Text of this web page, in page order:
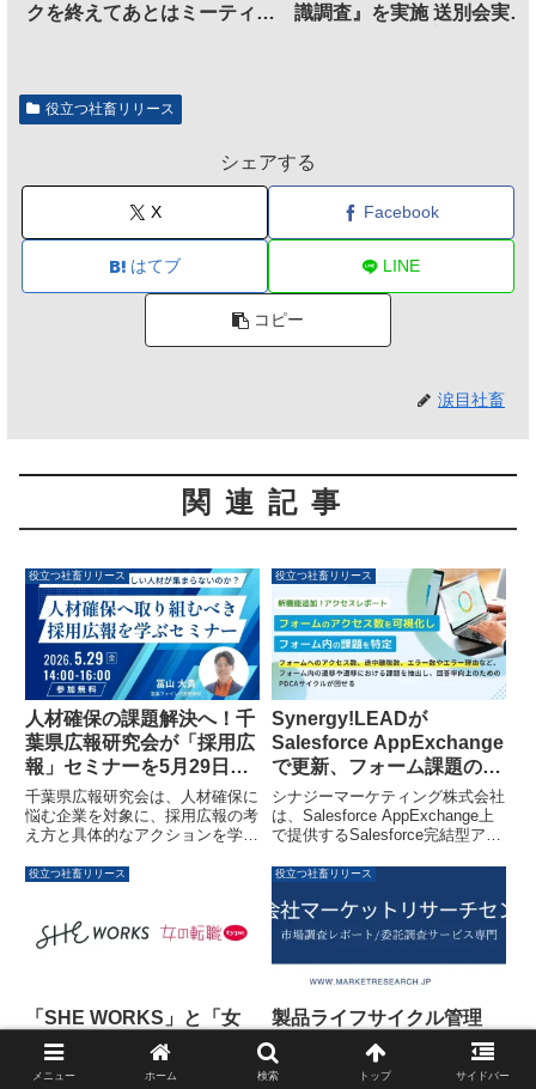
クを終えてあとはミーティン
識調査』を実施 送別会実施
役立つ社畜リリース
シェアする
X Facebook
はてブ LINE
コピー
涙目社畜
関連記事
役立つ社畜リリース
人材確保の課題解決へ！千
葉県広報研究会が「採用広
報」セミナーを5月29日に
開催
千葉県広報研究会は、人材確保に
悩む企業を対象に、採用広報の考
え方と具体的なアクションを学ぶ
（金）に開催します。「応募が来
が提供されます。
役立つ社畜リリース
Synergy!LEADが
Salesforce AppExchange
で更新、フォーム課題の瞬
時把握が可能に
シナジーマーケティング株式会社
は、Salesforce AppExchange上
で提供するSalesforce完結型アプ
の更新を発表しました。このアッ
セス数、途中離脱数、エラー数な
どを詳細に把握できるようにな
サイクルを効率的に回すことが可
能になります。
役立つ社畜リリース
「SHE WORKS」と「女
の転職type」が求人連携を
開始、女性の多様で長期的
役立つ社畜リリース
製品ライフサイクル管理
（PLM）の日本市場、
2031年までに年平均成長
メニュー ホーム 検索 トップ サイドバー